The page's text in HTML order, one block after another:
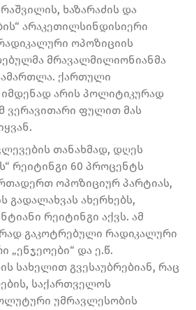
ხაზარაძის და
არაკეთილსინდისიერი
ოპოზიციის
მრავალმილიონიანმა
ქართული
იმდენად არის პოლიტიკურად
ვერავითარი ფულით მას
თანახმად, დღეს
რეიტინგი 60 პროცენტს
ოპოზიციურ პარტიას,
გადალახვას ახერხებს,
რეიტინგი აქვს. ამ
გაკოტრებული რადიკალური
„ენჯეოები“ და ე.წ.
სახელით გვესაუბრებიან, რაც
საქართველოს
უმრავლესობის